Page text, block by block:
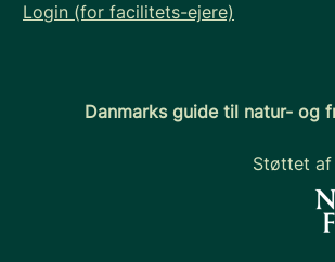
Login (for facilitets-ejere)
Danmarks guide til natur- og
Støttet